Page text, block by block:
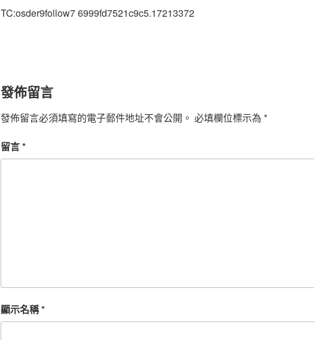
TC:osder9follow7 6999fd7521c9c5.17213372
發佈留言
發佈留言必須填寫的電子郵件地址不會公開。 必填欄位標示為 *
留言*
顯示名稱*